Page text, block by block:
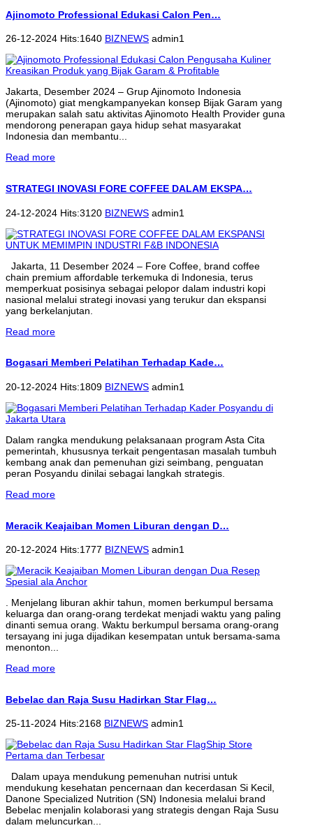
Ajinomoto Professional Edukasi Calon Pen…
26-12-2024 Hits:1640 BIZNEWS admin1
Jakarta, Desember 2024 – Grup Ajinomoto Indonesia
(Ajinomoto) giat mengkampanyekan konsep Bijak Garam yang
merupakan salah satu aktivitas Ajinomoto Health Provider guna
mendorong penerapan gaya hidup sehat masyarakat
Indonesia dan membantu...
Read more
STRATEGI INOVASI FORE COFFEE DALAM EKSPA…
24-12-2024 Hits:3120 BIZNEWS admin1
Jakarta, 11 Desember 2024 – Fore Coffee, brand coffee
chain premium affordable terkemuka di Indonesia, terus
memperkuat posisinya sebagai pelopor dalam industri kopi
nasional melalui strategi inovasi yang terukur dan ekspansi
yang berkelanjutan.
Read more
Bogasari Memberi Pelatihan Terhadap Kade…
20-12-2024 Hits:1809 BIZNEWS admin1
Dalam rangka mendukung pelaksanaan program Asta Cita
pemerintah, khususnya terkait pengentasan masalah tumbuh
kembang anak dan pemenuhan gizi seimbang, penguatan
peran Posyandu dinilai sebagai langkah strategis.
Read more
Meracik Keajaiban Momen Liburan dengan D…
20-12-2024 Hits:1777 BIZNEWS admin1
. Menjelang liburan akhir tahun, momen berkumpul bersama
keluarga dan orang-orang terdekat menjadi waktu yang paling
dinanti semua orang. Waktu berkumpul bersama orang-orang
tersayang ini juga dijadikan kesempatan untuk bersama-sama
menonton...
Read more
Bebelac dan Raja Susu Hadirkan Star Flag…
25-11-2024 Hits:2168 BIZNEWS admin1
Dalam upaya mendukung pemenuhan nutrisi untuk
mendukung kesehatan pencernaan dan kecerdasan Si Kecil,
Danone Specialized Nutrition (SN) Indonesia melalui brand
Bebelac menjalin kolaborasi yang strategis dengan Raja Susu
dalam meluncurkan...